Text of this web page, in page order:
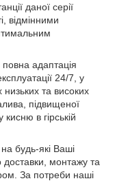
даної серії
відмінними
повна адаптація
24/7, у
та високих
підвищеної
кисню в гірській
на будь-які Ваші
монтажу та
За потреби наші